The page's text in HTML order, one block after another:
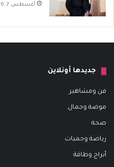
أغسطس 7, 2026
جديدها أونلاين
فن ومشاهير
موضة وجمال
صحة
رياضة وحميات
أبراج وطاقة